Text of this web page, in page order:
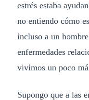
estrés estaba
no entiendo cómo
incluso a un
enfermedades
vivimos un poco
Supongo que a las